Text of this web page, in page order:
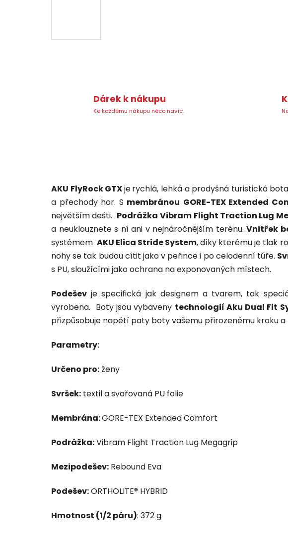
Dárek k nákupu
Ke každému nákupu něco navíc.
AKU FlyRock GTXjerychlá, lehká a prodyšná turistická
a přechody hor. S membránou GORE-TEX Extended
největším dešti. Podrážka Vibram Flight Traction Lug
a neuklouznete s ní ani v nejnáročnějším terénu.Vnitřek
systémem AKU Elica Stride System, díky kterému je tlak
nohy se tak budou cítit jako v peřince i po celodenní túře.
s PU, sloužícími jako ochrana na exponovaných místech.
Podešev je specifická jak designem a tvarem, tak
vyrobena. Boty jsou vybaveny technologií Aku Dual Fit
přizpůsobuje napětí paty boty vašemu přirozenému kroku a
Parametry:
Určeno pro: ženy
Svršek: textil a svařovaná PU folie
Membrána:GORE-TEX Extended Comfort
Podrážka:Vibram Flight Traction Lug Megagrip
Mezipodešev: Rebound Eva
Podešev:ORTHOLITE® HYBRID
Hmotnost (1/2 páru): 372 g